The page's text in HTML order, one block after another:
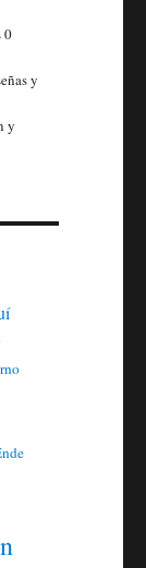
0
y
y